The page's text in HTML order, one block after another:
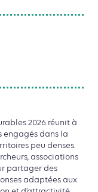
2026 réunit à
engagés dans la
peu denses.
associations
partager des
adaptées aux